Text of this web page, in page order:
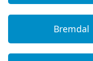
Bremdal